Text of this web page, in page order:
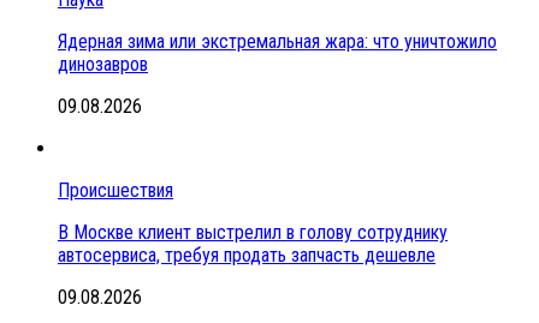
Ядерная зима или экстремальная жара: что уничтожило
динозавров
09.08.2026
Происшествия
В Москве клиент выстрелил в голову сотруднику
автосервиса, требуя продать запчасть дешевле
09.08.2026